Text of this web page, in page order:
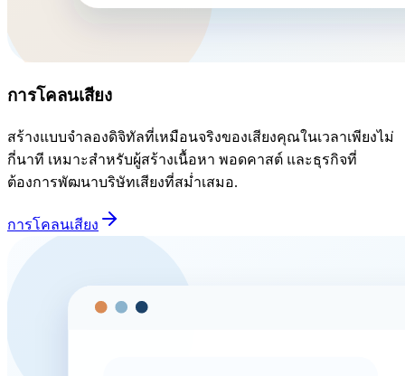
การโคลนเสียง
สร้างแบบจำลองดิจิทัลที่เหมือนจริงของเสียงคุณในเวลาเพียงไม่
กี่นาที เหมาะสำหรับผู้สร้างเนื้อหา พอดคาสต์ และธุรกิจที่
ต้องการพัฒนาบริษัทเสียงที่สม่ำเสมอ.
การโคลนเสียง